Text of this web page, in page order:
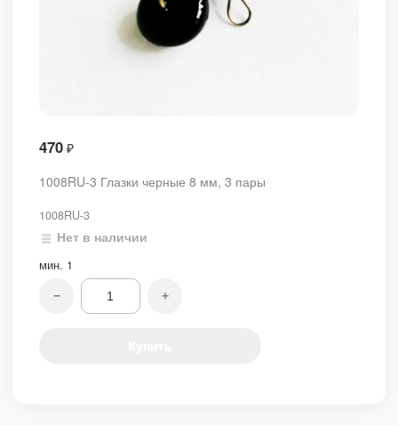
470 ₽
1008RU-3 Глазки черные 8 мм, 3 пары
1008RU-3
Нет в наличии
мин. 1
− +